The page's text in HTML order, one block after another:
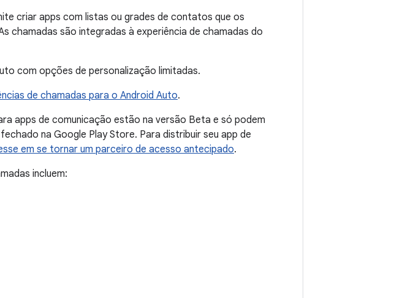
criar apps com listas ou grades de contatos que os
chamadas são integradas à experiência de chamadas do
com opções de personalização limitadas.
de chamadas para o Android Auto.
apps de comunicação estão na versão Beta e só podem
na Google Play Store. Para distribuir seu app de
em se tornar um parceiro de acesso antecipado.
incluem: